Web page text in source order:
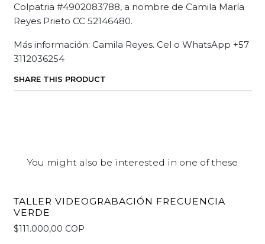
Colpatria #4902083788, a nombre de Camila María
Reyes Prieto CC 52146480.
Más información: Camila Reyes. Cel o WhatsApp +57
3112036254
SHARE THIS PRODUCT
You might also be interested in one of these
TALLER VIDEOGRABACIÓN FRECUENCIA
VERDE
$111.000,00 COP